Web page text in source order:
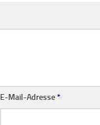
E-Mail-Adresse*